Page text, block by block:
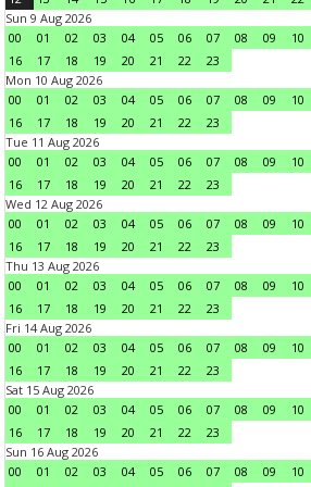
Sun 9 Aug 2026
00
01 02 03 04 05 06 07 08 09 10
16
17 18 19 20 21 22
23
Mon 10 Aug 2026
00
01 02 03 04 05 06 07 08 09 10
16
17 18 19 20 21 22
23
Tue 11 Aug 2026
00
01 02 03 04 05 06 07 08 09 10
16
17 18 19 20 21 22
23
Wed 12 Aug 2026
00
01 02 03 04 05 06 07 08 09 10
16
17 18 19 20 21 22
23
Thu 13 Aug 2026
00
01 02 03 04 05 06 07 08 09 10
16
17 18 19 20 21 22
23
Fri 14 Aug 2026
00
01 02 03 04 05 06 07 08 09 10
16
17 18 19 20 21 22
23
Sat 15 Aug 2026
00
01 02 03 04 05 06 07 08 09 10
16
17 18 19 20 21 22
23
Sun 16 Aug 2026
00
01 02 03 04 05 06 07 08 09 10